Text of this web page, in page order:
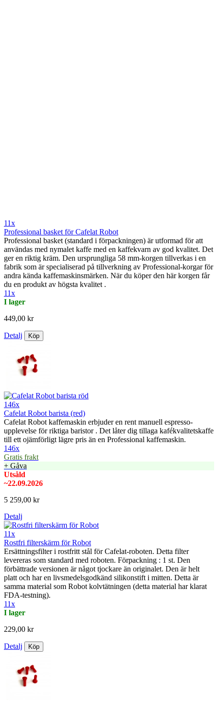
11x
Professional basket för Cafelat Robot
Professional basket (standard i förpackningen) är utformad för att
användas med nymalet kaffe med en kaffekvarn av god kvalitet. Det
ger en riktig kräm. Den ursprungliga 58 mm-korgen tillverkas i en
fabrik som är specialiserad på tillverkning av Professional-korgar för
andra kända kaffemaskinsmärken. När du köper den här korgen får
du en produkt av högsta kvalitet .
11x
I lager
449,00 kr
Detalj Köp
146x
Cafelat Robot barista (red)
Cafelat Robot kaffemaskin erbjuder en rent manuell espresso-
upplevelse för riktiga baristor . Det låter dig tillaga kafékvalitetskaffe
till ett ojämförligt lägre pris än en Professional kaffemaskin.
146x
Gratis frakt
+ Gåva
Utsåld
~22.09.2026
5 259,00 kr
Detalj
11x
Rostfri filterskärm för Robot
Ersättningsfilter i rostfritt stål för Cafelat-roboten. Detta filter
levereras som standard med roboten. Förpackning : 1 st. Den
förbättrade versionen är något tjockare än originalet. Den är helt
platt och har en livsmedelsgodkänd silikonstift i mitten. Detta är
samma material som Robot kolvtätningen (detta material har klarat
FDA-testning).
11x
I lager
229,00 kr
Detalj Köp